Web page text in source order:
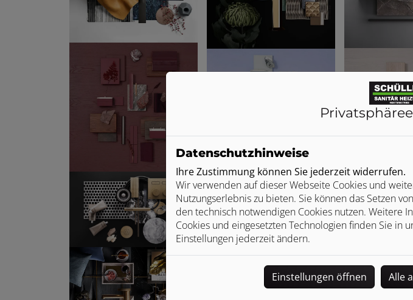
Datenschutzhinweise
Ihre Zustimmung können Sie jederzeit widerrufen.
Wir verwenden auf dieser Webseite Cookies und
Nutzungserlebnis zu bieten. Sie können das Setzen
den technisch notwendigen Cookies nutzen. Weitere
Cookies und eingesetzten Technologien finden Sie in
Einstellungen jederzeit ändern.
Einstellungen öffnen Alle